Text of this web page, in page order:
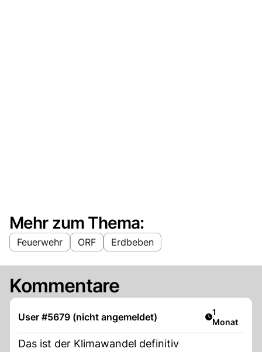
Mehr zum Thema:
Feuerwehr ORF Erdbeben
Kommentare
User #5679 (nicht angemeldet) Artikel
1
Monat
Das ist der Klimawandel definitiv